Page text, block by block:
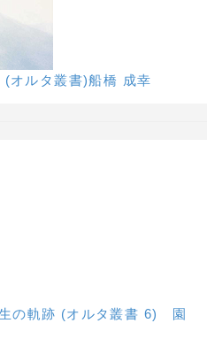
オルタ叢書)船橋 成幸
の軌跡 (オルタ叢書 6) 園